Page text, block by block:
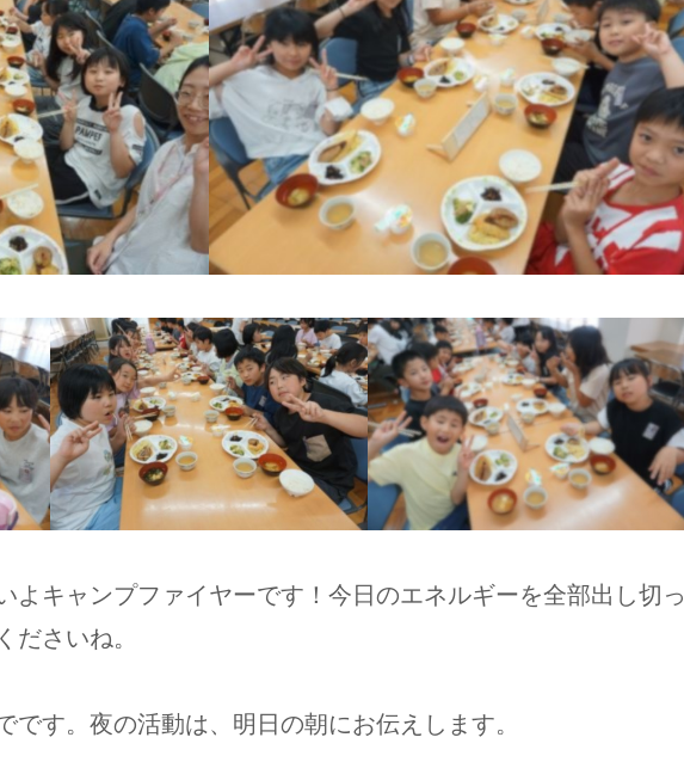
よキャンプファイヤーです！今日のエネルギーを全部出し切っ
ださいね。
です。夜の活動は、明日の朝にお伝えします。